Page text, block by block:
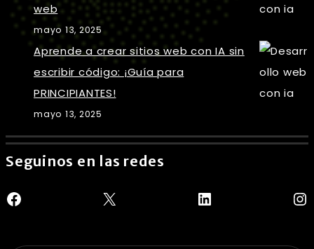
web
mayo 13, 2025
Aprende a crear sitios web con IA sin
escribir código: ¡Guía para
PRINCIPIANTES!
mayo 13, 2025
Seguinos en las redes
Facebook X LinkedIn